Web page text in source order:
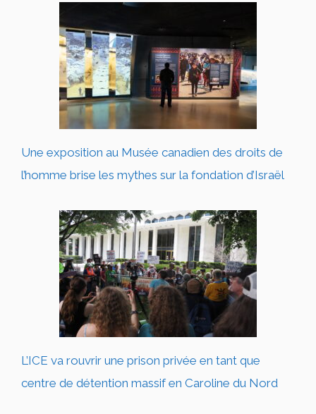
Une exposition au Musée canadien des droits de
l’homme brise les mythes sur la fondation d’Israël
L’ICE va rouvrir une prison privée en tant que
centre de détention massif en Caroline du Nord